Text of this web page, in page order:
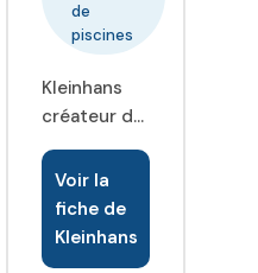
de
piscines
Kleinhans
créateur de
vos espaces
extérieurs
Depuis plus
de 30 ans
notre
Voir la
fiche de
Kleinhans